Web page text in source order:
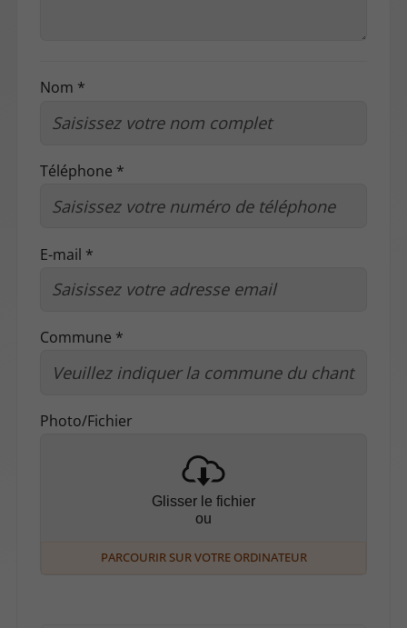
Nom *
Téléphone *
E-mail *
Commune *
Photo/Fichier
Glisser le fichier
ou
PARCOURIR SUR VOTRE ORDINATEUR